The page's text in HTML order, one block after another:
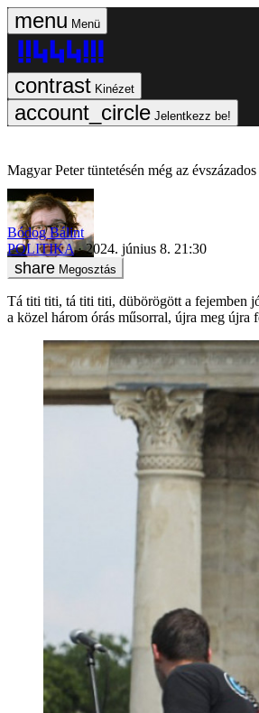
Menü
Kinézet
Jelentkezz be!
Magyar Peter tüntetésén még az
Bódog Bálint
POLITIKA
2024. június 8. 21:30
Megosztás
Tá titi titi, tá titi titi, dübörögött a fejemben
a közel három órás műsorral, újra meg újra